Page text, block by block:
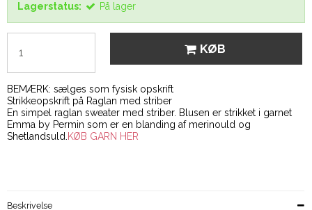
Lagerstatus: På lager
KØB
BEMÆRK: sælges som fysisk opskrift
Strikkeopskrift på Raglan med striber
En simpel raglan sweater med striber. Blusen er strikket i garnet
Emma by Permin som er en blanding af merinould og
Shetlandsuld. KØB GARN HER
Beskrivelse